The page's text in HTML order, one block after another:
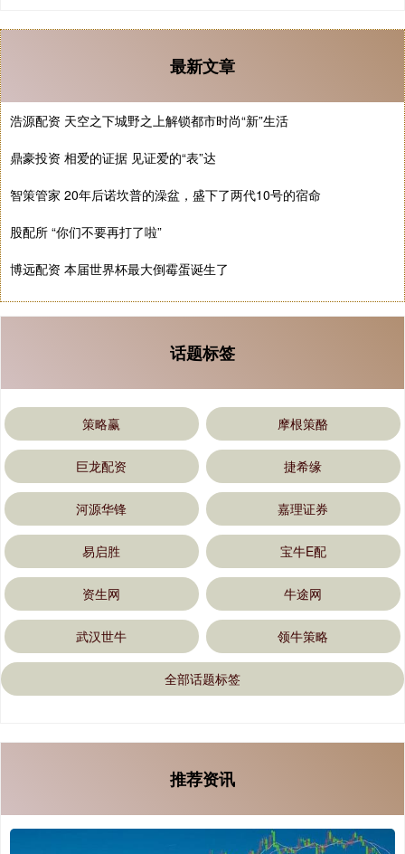
最新文章
浩源配资 天空之下城野之上解锁都市时尚“新”生活
鼎豪投资 相爱的证据 见证爱的“表”达
智策管家 20年后诺坎普的澡盆，盛下了两代10号的宿命
股配所 “你们不要再打了啦”
博远配资 本届世界杯最大倒霉蛋诞生了
话题标签
策略赢 摩根策酪
巨龙配资 捷希缘
河源华锋 嘉理证券
易启胜 宝牛E配
资生网 牛途网
武汉世牛 领牛策略
全部话题标签
推荐资讯